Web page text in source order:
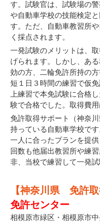
す。試験官は、試験場の
や自動車学校の技能検定
す。ただ、自動車教習所
く採点されます。
一発試験のメリットは、
げられます。しかし、あ
効の方、二輪免許所持の
短１日３時間の練習で仮
上練習で本免試験に合格
験で合格でした。取得費
免許取得サポート（神奈
持っている自動車学校で
一人に合ったプランを提
回数も他届出教習所や練
非、当校で練習して一発
【神奈川県 免許
免許センター
相模原市緑区・相模原市